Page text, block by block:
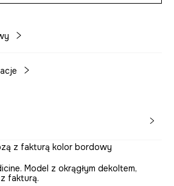
z fakturą kolor bordowy
Model z okrągłym dekoltem,
fakturą.